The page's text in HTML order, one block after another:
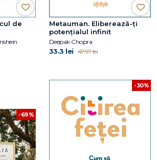
de
Metauman. Eliberează-ţi
potenţialul infinit
Deepak Chopra
33.3 lei 47.57 lei
-69%
-30%